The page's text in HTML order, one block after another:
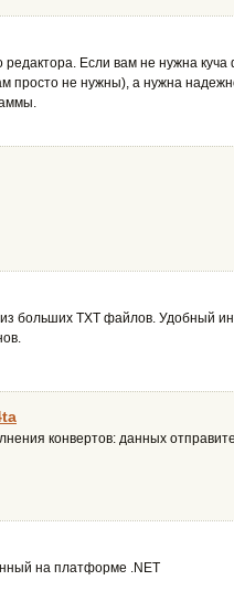
редактора. Если вам не нужна куча
просто не нужны), а нужна
больших TXT файлов. Удобный
конвертов: данных
на платформе .NET